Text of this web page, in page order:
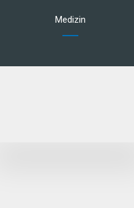
Medizin